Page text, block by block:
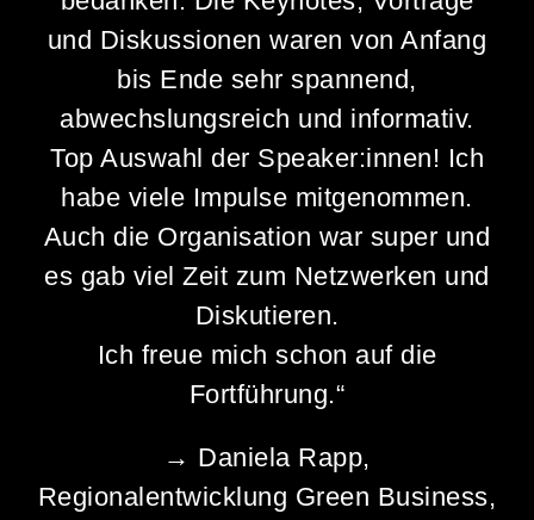
und Diskussionen waren von Anfang
bis Ende sehr spannend,
abwechslungsreich und informativ.
Top Auswahl der Speaker:innen! Ich
habe viele Impulse mitgenommen.
Auch die Organisation war super und
es gab viel Zeit zum Netzwerken und
Diskutieren.
Ich freue mich schon auf die
Fortführung.“
→ Daniela Rapp,
Regionalentwicklung Green Business,